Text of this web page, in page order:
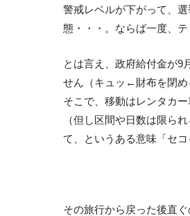
警戒レベルが下がって、
態・・・。ならば一度、
とは言え、政府給付金が9
せん（キュッ←財布を閉め
そこで、移動はレンタカ
（但し区間や日数は限ら
て、というある意味「セコ
その旅行から戻った後直